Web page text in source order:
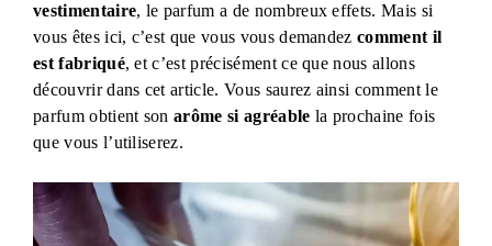
vestimentaire, le parfum a de nombreux effets. Mais si
vous êtes ici, c’est que vous vous demandezcomment il
est fabriqué, et c’est précisément ce que nous allons
découvrir dans cet article. Vous saurez ainsi comment le
parfum obtient sonarôme si agréable la prochaine fois
que vous l’utiliserez.